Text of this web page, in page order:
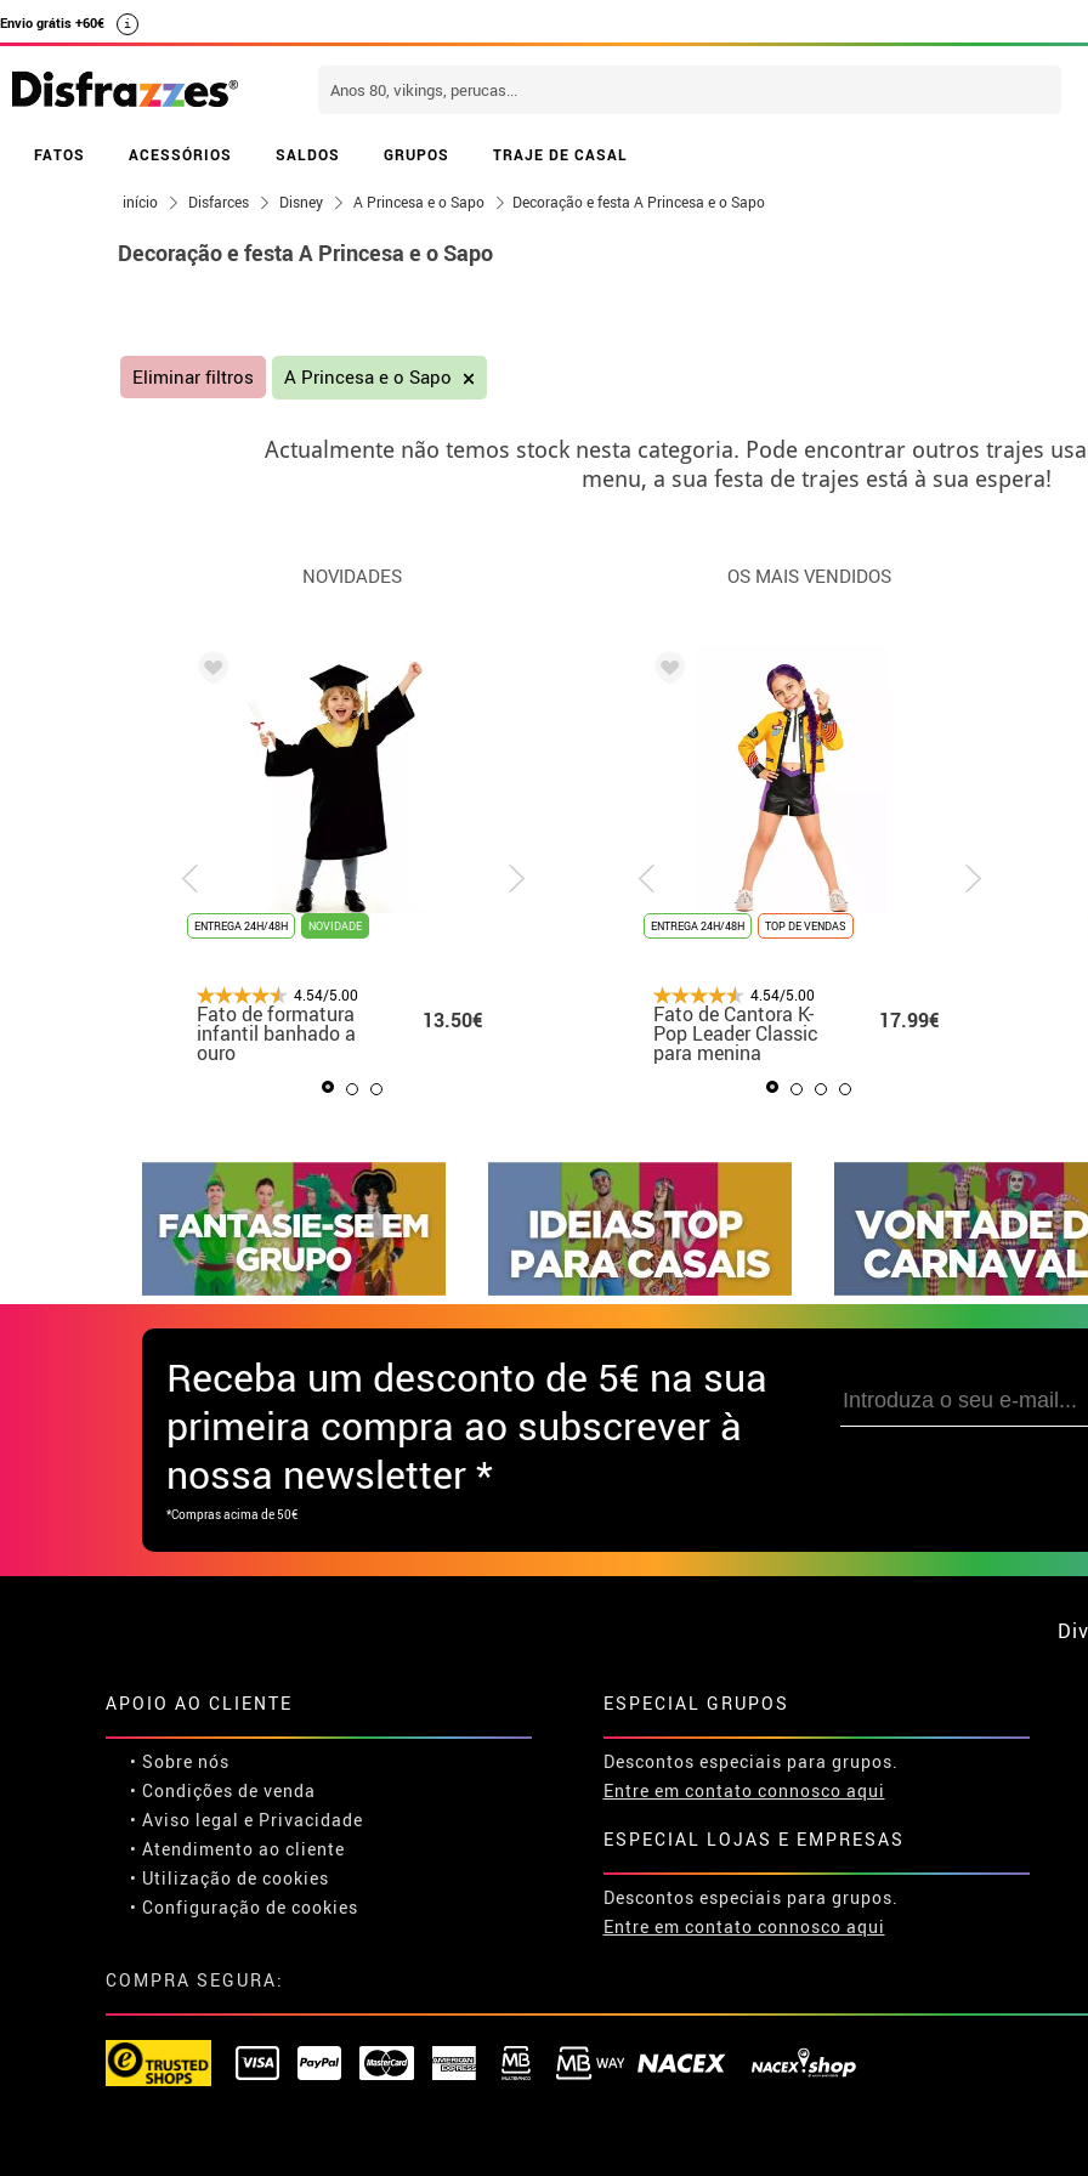
Envio grátis +60€ i
FATOS ACESSÓRIOS SALDOS GRUPOS TRAJE DE CASAL
início Disfarces Disney A Princesa e o Sapo Decoração e festa A Princesa e o Sapo
Decoração e festa A Princesa e o Sapo
Eliminar filtros A Princesa e o Sapo
Actualmente não temos stock nesta categoria. Pode encontrar outros trajes
menu, a sua festa de trajes está à sua espera!
NOVIDADES
ENTREGA 24H/48H NOVIDADE
4.54/5.00
Fato de formatura
infantil banhado a
ouro
13.50€
ENTREGA 24H/48H NOVIDADE
4.54/5.00
Fato branco de
cantora de K-Pop
para menina
17.99€ Fato de formatura
dourado para adulto
OS MAIS VENDIDOS
ENTREGA 3/4 DIAS
Fato de Marilyn para
mulher
ENTREGA 24H/48H TOP DE VENDAS
4.54/5.00
Fato de Cantora K-
Pop Leader Classic
para menina
17.99€
ENTREGA
Fato
ENTREGA 24H/48H
Fato de rato para
mulher
Receba um desconto de 5€ na sua
primeira compra ao subscrever à
nossa newsletter *
*Compras acima de 50€
APOIO AO CLIENTE
• Sobre nós
• Condições de venda
• Aviso legal e Privacidade
• Atendimento ao cliente
• Utilização de cookies
• Configuração de cookies
ESPECIAL GRUPOS
Descontos especiais para grupos.
Entre em contato connosco aqui
ESPECIAL LOJAS E EMPRESAS
Descontos especiais para grupos.
Entre em contato connosco aqui
COMPRA SEGURA: